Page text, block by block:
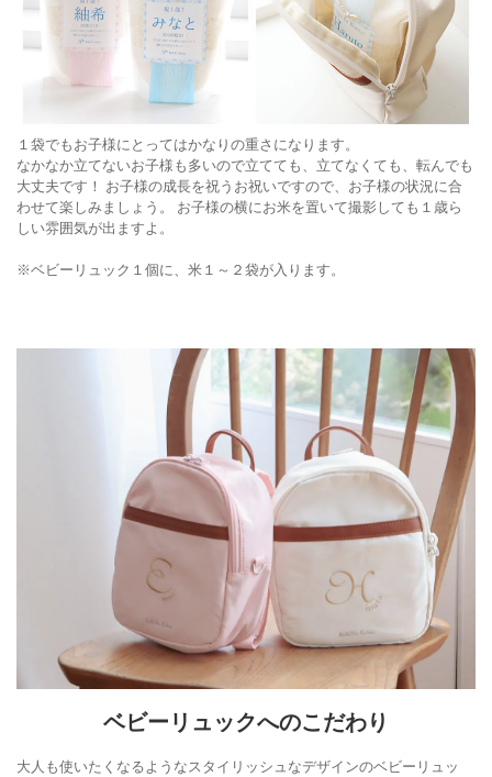
１袋でもお子様にとってはかなりの重さになります。
なかなか立てないお子様も多いので立てても、立てなくても、転んでも
大丈夫です！ お子様の成長を祝うお祝いですので、お子様の状況に合
わせて楽しみましょう。 お子様の横にお米を置いて撮影しても１歳ら
しい雰囲気が出ますよ。
※ベビーリュック１個に、米１～２袋が入ります。
ベビーリュックへのこだわり
大人も使いたくなるようなスタイリッシュなデザインのベビーリュッ